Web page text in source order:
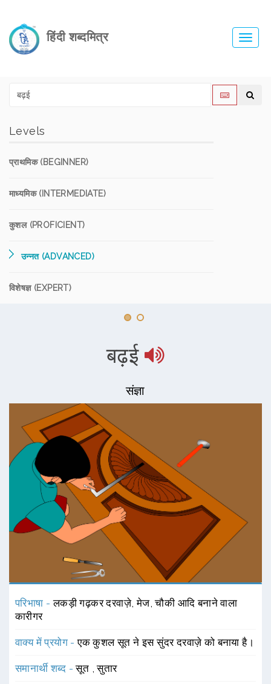
हिंदी शब्दमित्र
Levels
प्राथमिक (BEGINNER)
माध्यमिक (INTERMEDIATE)
कुशल (PROFICIENT)
उन्नत (ADVANCED)
विशेषज्ञ (EXPERT)
बढ़ई
संज्ञा
परिभाषा -लकड़ी गढ़कर दरवाज़े, मेज, चौकी आदि बनाने वाला
कारीगर
वाक्य में प्रयोग -एक कुशल सूत ने इस सुंदर दरवाज़े को बनाया है।
समानार्थी शब्द -सूत ,सुतार